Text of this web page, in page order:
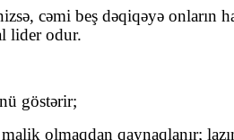
cəmi beş dəqiqəyə
lider odur.
göstərir;
olmaqdan qaynaqlanır;